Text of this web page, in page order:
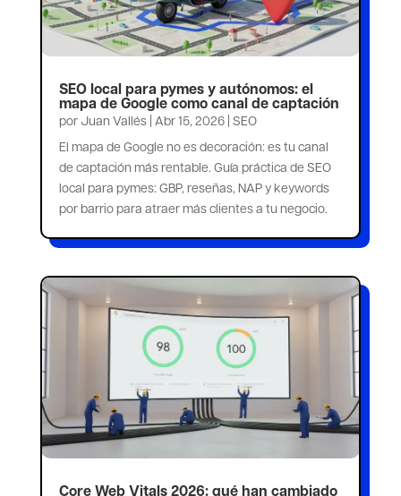
SEO local para pymes y autónomos: el
mapa de Google como canal de captación
por Juan Vallés| Abr 15, 2026| SEO
El mapa de Google no es decoración: es tu canal
de captación más rentable. Guía práctica de SEO
local para pymes: GBP, reseñas, NAP y keywords
por barrio para atraer más clientes a tu negocio.
Core Web Vitals 2026: qué han cambiado